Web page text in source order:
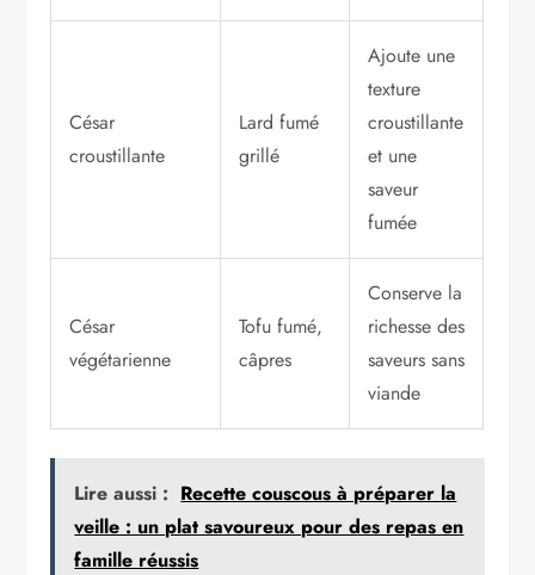
César
croustillante
Lard fumé
grillé
Ajoute une
texture
croustillante
et une
saveur
fumée
César
végétarienne
Tofu fumé,
câpres
Conserve la
richesse des
saveurs sans
viande
Lire aussi : Recette couscous à préparer la
veille : un plat savoureux pour des repas en
famille réussis